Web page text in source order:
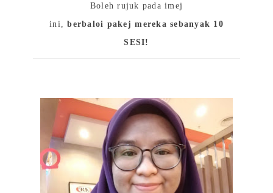
Boleh rujuk pada imej
ini,berbaloi pakej mereka sebanyak 10
SESI!